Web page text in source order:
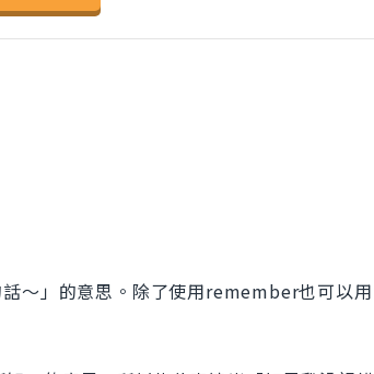
」的意思。除了使用remember也可以用